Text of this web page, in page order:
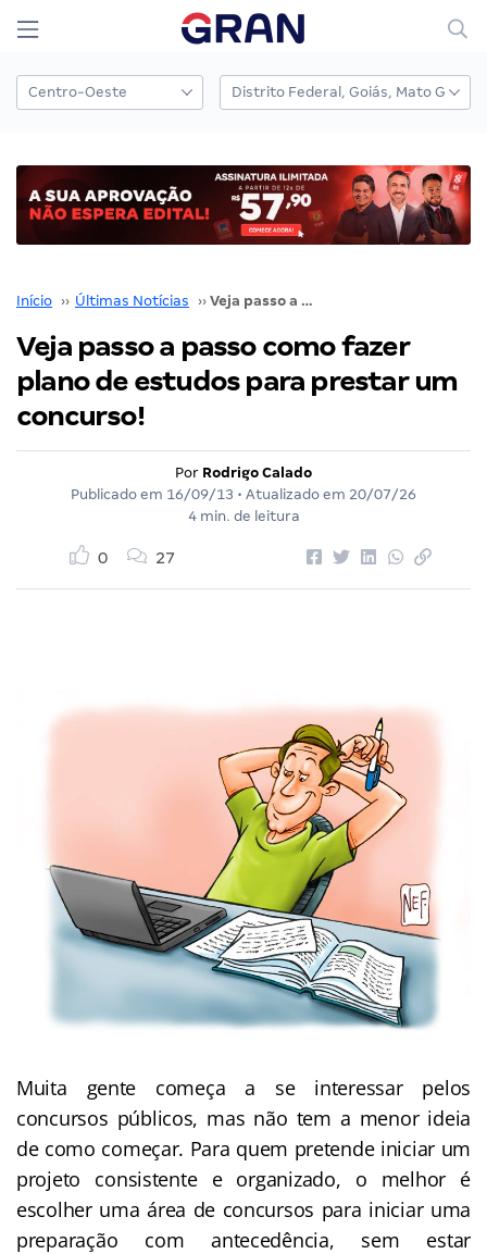
Início ›› Últimas Notícias ›› Veja passo a passo como fazer plano de estudos para prestar um concurso!
Veja passo a passo como fazer
plano de estudos para prestar um
concurso!
Por Rodrigo Calado
Publicado em 16/09/13 • Atualizado em 20/07/26
4 min. de leitura
0 27
Muita gente começa a se interessar pelos
concursos públicos, mas não tem a menor ideia
de como começar. Para quem pretende iniciar um
projeto consistente e organizado, o melhor é
escolher uma área de concursos para iniciar uma
preparação com antecedência, sem estar